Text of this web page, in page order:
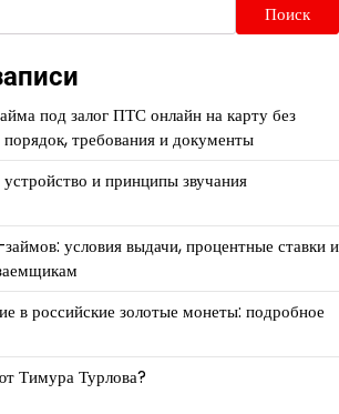
Поиск
под залог ПТС онлайн на карту без
порядок, требования и документы
и принципы звучания
условия выдачи, процентные ставки и
в российские золотые монеты: подробное
Тимура Турлова?